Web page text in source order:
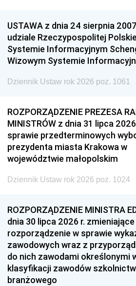
USTAWA z dnia 24 sierpnia
udziale Rzeczypospolitej
Systemie Informacyjnym
Wizowym Systemie
Dziennik Ustaw rok 2026 poz. 1061
ROZPORZĄDZENIE PREZESA
MINISTRÓW z dnia 31 lipca
sprawie przedterminowych
prezydenta miasta Krakowa w
województwie małopolskim
Dziennik Ustaw rok 2026 poz. 1024
ROZPORZĄDZENIE MINISTRA
dnia 30 lipca 2026 r. zmieniające
rozporządzenie w sprawie
zawodowych wraz z
do nich zawodami określonymi
klasyfikacji zawodów
branżowego